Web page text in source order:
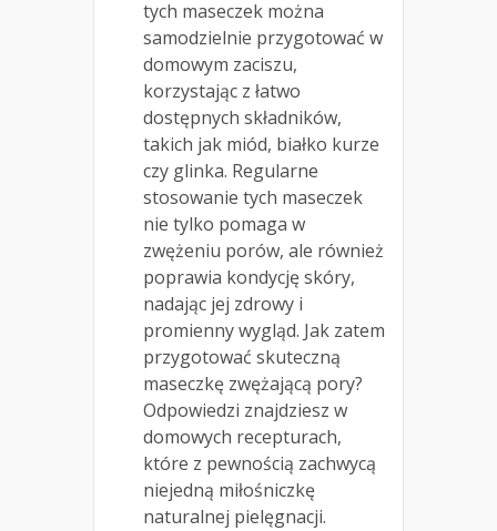
tych maseczek można
samodzielnie przygotować w
domowym zaciszu,
korzystając z łatwo
dostępnych składników,
takich jak miód, białko kurze
czy glinka. Regularne
stosowanie tych maseczek
nie tylko pomaga w
zwężeniu porów, ale również
poprawia kondycję skóry,
nadając jej zdrowy i
promienny wygląd. Jak zatem
przygotować skuteczną
maseczkę zwężającą pory?
Odpowiedzi znajdziesz w
domowych recepturach,
które z pewnością zachwycą
niejedną miłośniczkę
naturalnej pielęgnacji.